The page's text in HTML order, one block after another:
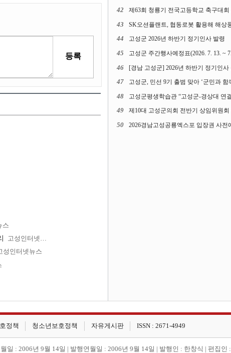
스
고성인터넷뉴스
성인터넷뉴스
42 제63회 청룡기 전국고등학교 축구대회 고성서 열
43 SK오션플랜트, 협동로봇 활용해 해상풍력 생산 혁신 속도
44 고성군 2026년 하반기 정기인사 발령
45 고성군 주간행사예정표(2026. 7. 13. ~
46 [경남 고성군] 2026년 하반기 정기인사 승진심사
47 고성군, 민선 9기 출범 맞아 ‘군민과 함께하는 대전환 소통간담회’ 열
48 고성군평생학습관 “고성군-경상대 연결 평생교육” 운
49 제10대 고성군의회 전반기 상임위원회 구성
50 2026경남고성공룡엑스포 입장권 사전예매 시
정책 청소년보호정책 자유게시판 ISSN : 2671-4949
: 2006년 9월 14일 | 발행연월일 : 2006년 9월 14일 | 발행인 : 한창식 | 편집인